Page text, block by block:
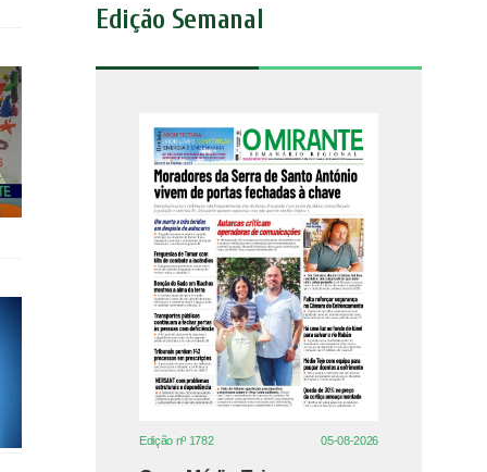
Edição Semanal
Edição nº 1782 05-08-2026